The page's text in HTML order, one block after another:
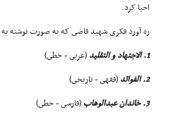
احیا کرد.
ره آورد فکرى شهید قاضى که به صورت نوشته به
1. الاجتهاد و التقلید
(عربى - خطى)
2. الفوائد
(فقهى - تاریخى)
3. خاندان عبدالوهاب
(فارسى - خطى)